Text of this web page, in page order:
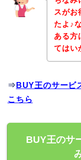
スがお
たよ♪
ある方
てはい
⇒ BUY王のサービ
こちら
BUY王のサ